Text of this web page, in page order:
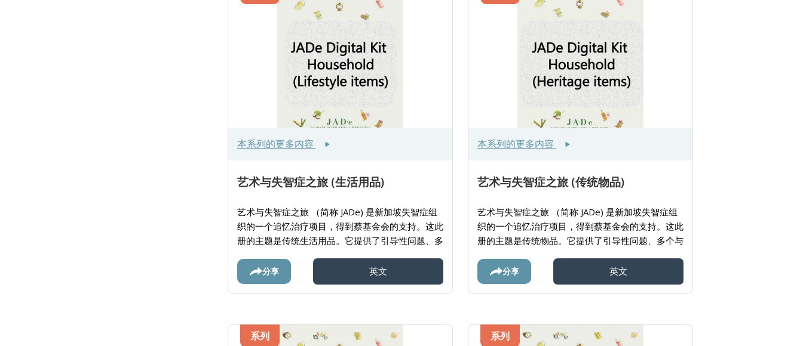
本系列的更多内容
艺术与失智症之旅 (生活用品)
艺术与失智症之旅 （简称 JADe) 是新加坡失智症组
织的一个追忆治疗项目，得到蔡基金会的支持。这此
册的主题是传统生活用品。它提供了引导性问题、多
提供丰富资源与亲人进行互动。
分享 英文
本系列的更多内容
艺术与失智症之旅 (传统物品)
艺术与失智症之旅 （简称 JADe) 是新加坡失智症组
织的一个追忆治疗项目，得到蔡基金会的支持。这此
册的主题是传统物品。它提供了引导性问题、多个与
丰富资源与亲人进行互动。
分享 英文
系列 系列